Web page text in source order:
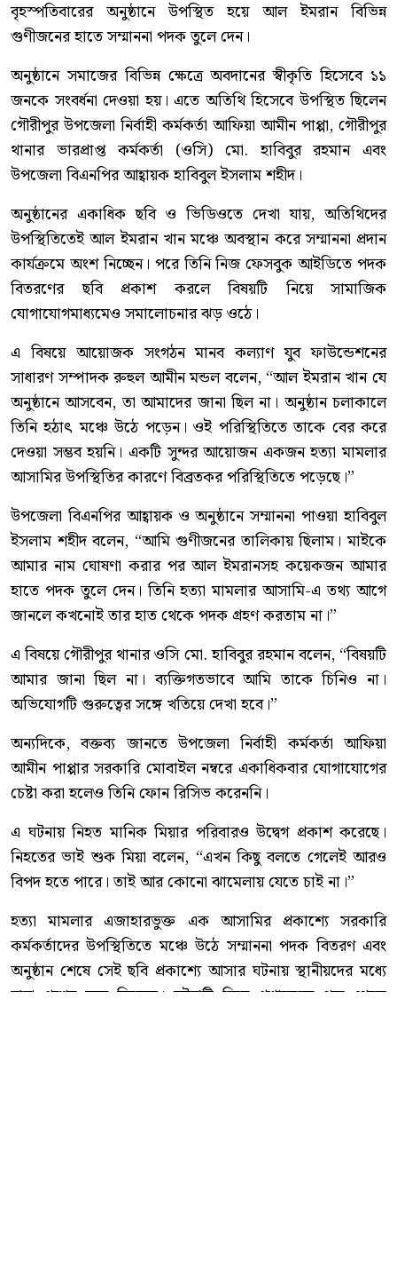
বৃহস্পতিবারের অনুষ্ঠানে উপস্থিত হয়ে আল ইমরান বিভিন্ন
গুণীজনের হাতে সম্মাননা পদক তুলে দেন।
অনুষ্ঠানে সমাজের বিভিন্ন ক্ষেত্রে অবদানের স্বীকৃতি হিসেবে ১১
জনকে সংবর্ধনা দেওয়া হয়। এতে অতিথি হিসেবে উপস্থিত ছিলেন
গৌরীপুর উপজেলা নির্বাহী কর্মকর্তা আফিয়া আমীন পাপ্পা, গৌরীপুর
থানার ভারপ্রাপ্ত কর্মকর্তা (ওসি) মো. হাবিবুর রহমান এবং
উপজেলা বিএনপির আহ্বায়ক হাবিবুল ইসলাম শহীদ।
অনুষ্ঠানের একাধিক ছবি ও ভিডিওতে দেখা যায়, অতিথিদের
উপস্থিতিতেই আল ইমরান খান মঞ্চে অবস্থান করে সম্মাননা প্রদান
কার্যক্রমে অংশ নিচ্ছেন। পরে তিনি নিজ ফেসবুক আইডিতে পদক
বিতরণের ছবি প্রকাশ করলে বিষয়টি নিয়ে সামাজিক
যোগাযোগমাধ্যমেও সমালোচনার ঝড় ওঠে।
এ বিষয়ে আয়োজক সংগঠন মানব কল্যাণ যুব ফাউন্ডেশনের
সাধারণ সম্পাদক রুহুল আমীন মন্ডল বলেন, “আল ইমরান খান যে
অনুষ্ঠানে আসবেন, তা আমাদের জানা ছিল না। অনুষ্ঠান চলাকালে
তিনি হঠাৎ মঞ্চে উঠে পড়েন। ওই পরিস্থিতিতে তাকে বের করে
দেওয়া সম্ভব হয়নি। একটি সুন্দর আয়োজন একজন হত্যা মামলার
আসামির উপস্থিতির কারণে বিব্রতকর পরিস্থিতিতে পড়েছে।”
উপজেলা বিএনপির আহ্বায়ক ও অনুষ্ঠানে সম্মাননা পাওয়া হাবিবুল
ইসলাম শহীদ বলেন, “আমি গুণীজনের তালিকায় ছিলাম। মাইকে
আমার নাম ঘোষণা করার পর আল ইমরানসহ কয়েকজন আমার
হাতে পদক তুলে দেন। তিনি হত্যা মামলার আসামি-এ তথ্য আগে
জানলে কখনোই তার হাত থেকে পদক গ্রহণ করতাম না।”
এ বিষয়ে গৌরীপুর থানার ওসি মো. হাবিবুর রহমান বলেন, “বিষয়টি
আমার জানা ছিল না। ব্যক্তিগতভাবে আমি তাকে চিনিও না।
অভিযোগটি গুরুত্বের সঙ্গে খতিয়ে দেখা হবে।”
অন্যদিকে, বক্তব্য জানতে উপজেলা নির্বাহী কর্মকর্তা আফিয়া
আমীন পাপ্পার সরকারি মোবাইল নম্বরে একাধিকবার যোগাযোগের
চেষ্টা করা হলেও তিনি ফোন রিসিভ করেননি।
এ ঘটনায় নিহত মানিক মিয়ার পরিবারও উদ্বেগ প্রকাশ করেছে।
নিহতের ভাই শুক মিয়া বলেন, “এখন কিছু বলতে গেলেই আরও
বিপদ হতে পারে। তাই আর কোনো ঝামেলায় যেতে চাই না।”
হত্যা মামলার এজাহারভুক্ত এক আসামির প্রকাশ্যে সরকারি
কর্মকর্তাদের উপস্থিতিতে মঞ্চে উঠে সম্মাননা পদক বিতরণ এবং
অনুষ্ঠান শেষে সেই ছবি প্রকাশ্যে আসার ঘটনায় স্থানীয়দের মধ্যে
নানা প্রশ্নের জন্ম দিয়েছে। ঘটনাটি নিয়ে প্রশাসনের পক্ষ থেকে